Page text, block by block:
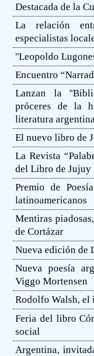
Destacada de la
La relación
especialistas
''Leopoldo
Encuentro
Lanzan la
próceres de la
literatura
El nuevo libro de
La Revista
del Libro de Jujuy
Premio de
latinoamericanos
Mentiras
de Cortázar
Nueva edición de
Nueva poesía
Viggo Mortensen
Rodolfo Walsh, el
Feria del libro
social
Argentina,